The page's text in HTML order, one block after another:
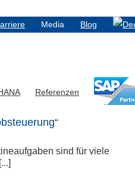
Media Blog
Referenzen
sind für viele